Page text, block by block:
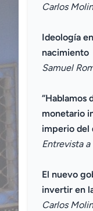
Carlos
Ideología
nacimiento
Samuel
“Hablamos
monetario
imperio del
Entrevista
El nuevo
invertir en
Carlos